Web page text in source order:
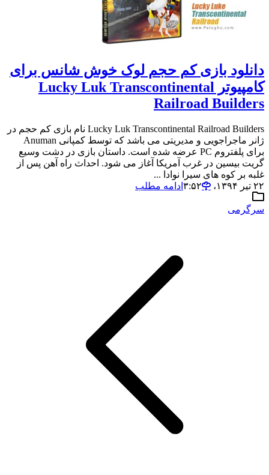
دانلود بازی کم حجم لوک خوش شانس برای
کامپیوتر Lucky Luk Transcontinental
Railroad Builders
Lucky Luk Transcontinental Railroad Builders نام بازی کم حجم در
ژانر ماجراجویی و مدیریتی می باشد که توسط کمپانی Anuman
برای پلفتروم PC عرضه شده است. داستان بازی در دشت وسیع
گریت بیسین در غرب آمریکا آغاز می شود. احداث راه آهن پس از
غلبه بر کوه های سیرا نوادا ...
۲۲ تیر ۱۳۹۴،‏ ۳:۵۲
ادامه مطلب
سرگرمی